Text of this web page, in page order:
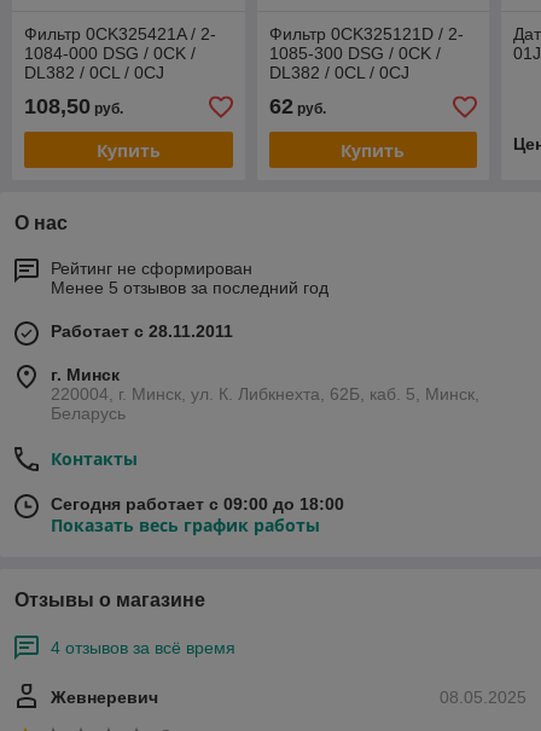
Фильтр 0CK325421A / 2-
1084-000 DSG / 0CK /
DL382 / 0CL / 0CJ
108,50 руб.
Купить
Фильтр 0CK325121D / 2-
1085-300 DSG / 0CK /
DL382 / 0CL / 0CJ
62руб.
Купить
О нас
Рейтинг не сформирован
Менее 5 отзывов за последний год
Работает с 28.11.2011
г. Минск
220004, г. Минск, ул. К. Либкнехта, 62Б, каб. 5, Минск,
Беларусь
Контакты
Сегодня работает с 09:00 до 18:00
Показать весь график работы
Отзывы о магазине
4 отзывов за всё время
08.05.2025
Жевнеревич